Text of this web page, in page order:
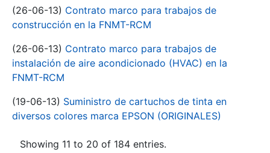
(26-06-13) Contrato marco para trabajos de
construcción en la FNMT-RCM
(26-06-13) Contrato marco para trabajos de
instalación de aire acondicionado (HVAC) en la
FNMT-RCM
(19-06-13) Suministro de cartuchos de tinta en
diversos colores marca EPSON (ORIGINALES)
Showing 11 to 20 of 184 entries.